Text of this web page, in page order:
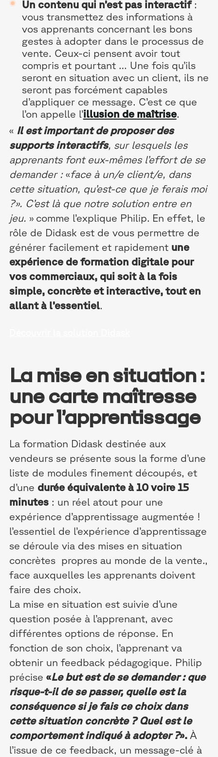
Un contenu qui n’est pas interactif:
vous transmettez des informations à
vos apprenants concernant les bons
gestes à adopter dans le processus de
vente. Ceux-ci pensent avoir tout
compris et pourtant … Une fois qu’ils
seront en situation avec un client, ils ne
seront pas forcément capables
d’appliquer ce message. C’est ce que
l’on appelle l’illusion de maîtrise.
« Il est important de proposer des
supports interactifs, sur lesquels les
apprenants font eux-mêmes l’effort de se
demander :«face à un/e client/e, dans
cette situation, qu’est-ce que je ferais moi
?». C’est là que notre solution entre en
jeu. » comme l’explique Philip. En effet, le
rôle de Didask est de vous permettre de
générer facilement et rapidement une
expérience de formation digitale pour
vos commerciaux, qui soit à la fois
simple, concrète et interactive, tout en
allant à l’essentiel.
La mise en situation :
une carte maîtresse
pour l’apprentissage
La formation Didask destinée aux
vendeurs se présente sous la forme d’une
liste de modules finement découpés, et
d’une durée équivalente à 10 voire 15
minutes : un réel atout pour une
expérience d’apprentissage augmentée !
l’essentiel de l’expérience d’apprentissage
se déroule via des mises en situation
concrètes propres au monde de la vente.,
face auxquelles les apprenants doivent
faire des choix.
La mise en situation est suivie d’une
question posée à l’apprenant, avec
différentes options de réponse. En
fonction de son choix, l’apprenant va
obtenir un feedback pédagogique. Philip
précise«Le but est de se demander : que
risque-t-il de se passer, quelle est la
conséquence si je fais ce choix dans
cette situation concrète ? Quel est le
comportement indiqué à adopter ?». À
l’issue de ce feedback, un message-clé à